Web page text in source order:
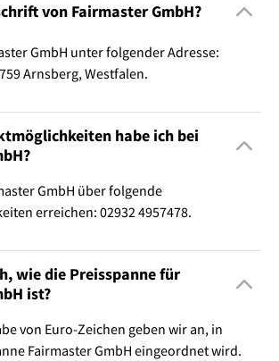
von Fairmaster GmbH?
GmbH unter folgender Adresse:
Arnsberg, Westfalen.
habe ich bei
GmbH über folgende
erreichen: 02932 4957478.
wie die Preisspanne für
ist?
von Euro-Zeichen geben wir an, in
Fairmaster GmbH eingeordnet wird.